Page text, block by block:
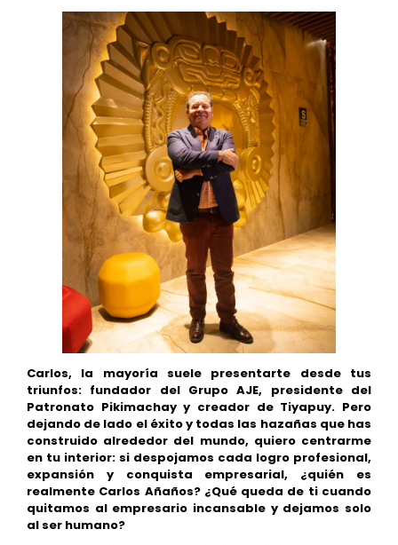
Carlos, la mayoría suele presentarte desde tus
triunfos: fundador del Grupo AJE, presidente del
Patronato Pikimachay y creador de Tiyapuy. Pero
dejando de lado el éxito y todas las hazañas que has
construido alrededor del mundo, quiero centrarme
en tu interior: si despojamos cada logro profesional,
expansión y conquista empresarial, ¿quién es
realmente Carlos Añaños? ¿Qué queda de ti cuando
quitamos al empresario incansable y dejamos solo
al ser humano?